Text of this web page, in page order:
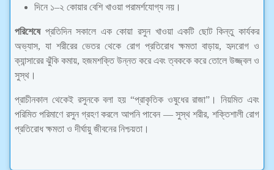
দিনে ১–২ কোয়ার বেশি খাওয়া পরামর্শযোগ্য নয়।
পরিশেষে প্রতিদিন সকালে এক কোয়া রসুন খাওয়া একটি ছোট কিন্তু কার্যকর
অভ্যাস, যা শরীরের ভেতর থেকে রোগ প্রতিরোধ ক্ষমতা বাড়ায়, হৃদরোগ ও
ক্যান্সারের ঝুঁকি কমায়, হজমশক্তি উন্নত করে এবং ত্বককে করে তোলে উজ্জ্বল ও
সুস্থ।
প্রাচীনকাল থেকেই রসুনকে বলা হয় “প্রাকৃতিক ওষুধের রাজা”। নিয়মিত এবং
পরিমিত পরিমাণে রসুন গ্রহণ করলে আপনি পাবেন — সুস্থ শরীর, শক্তিশালী রোগ
প্রতিরোধ ক্ষমতা ও দীর্ঘায়ু জীবনের নিশ্চয়তা।